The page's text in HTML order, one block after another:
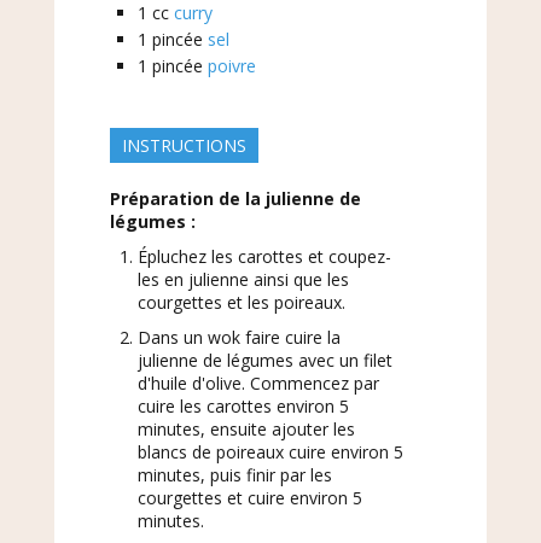
1 cc curry
1 pincée sel
1 pincée poivre
INSTRUCTIONS
Préparation de la julienne de
légumes :
Épluchez les carottes et coupez-
les en julienne ainsi que les
courgettes et les poireaux.
Dans un wok faire cuire la
julienne de légumes avec un filet
d'huile d'olive. Commencez par
cuire les carottes environ 5
minutes, ensuite ajouter les
blancs de poireaux cuire environ 5
minutes, puis finir par les
courgettes et cuire environ 5
minutes.